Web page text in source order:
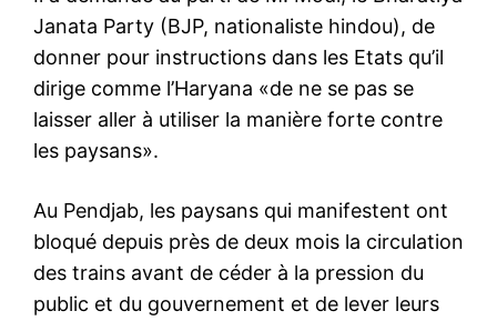
Janata Party (BJP, nationaliste hindou), de
donner pour instructions dans les Etats qu’il
dirige comme l’Haryana «de ne se pas se
laisser aller à utiliser la manière forte contre
les paysans».
Au Pendjab, les paysans qui manifestent ont
bloqué depuis près de deux mois la circulation
des trains avant de céder à la pression du
public et du gouvernement et de lever leurs